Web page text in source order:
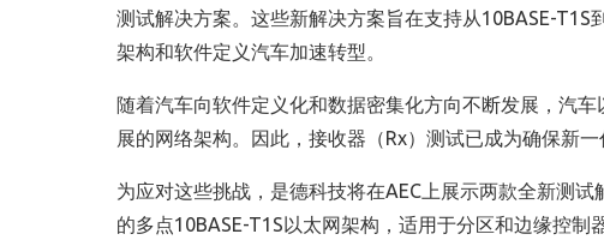
测试解决方案。这些新解决方案旨在支持从10BASE-
架构和软件定义汽车加速转型。
随着汽车向软件定义化和数据密集化方向不断发展，汽
展的网络架构。因此，接收器（Rx）测试已成为确保新
为应对这些挑战，是德科技将在AEC上展示两款全新测试
的多点10BASE-T1S以太网架构，适用于分区和边缘控制